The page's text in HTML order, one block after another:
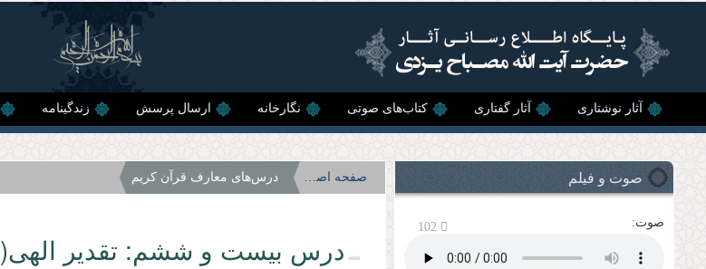
آثار نوشتاری آثار گفتاری کتاب‌های صوتی نگارخانه ارسال پرسش زندگینامه
صوت و فیلم
صوت:
صفحه اصلی درس‌هاى معارف قرآن كریم
درس بیست و ششم: تقدیر الهی(1)